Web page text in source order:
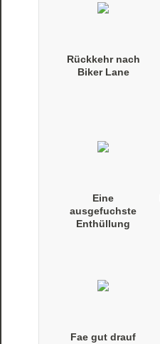
Rückkehr nach
Biker Lane
Eine
ausgefuchste
Enthüllung
Fae gut drauf